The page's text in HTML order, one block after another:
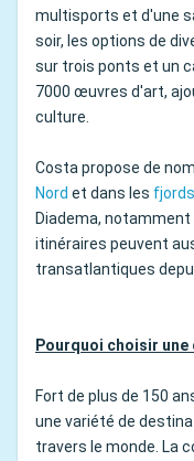
multisports et d'une
soir, les options de
sur trois ponts et un
7000 œuvres d'art,
culture.
Costa propose de
Nord et dans les
Diadema, notamment
itinéraires peuvent
transatlantiques
Pourquoi choisir
Fort de plus de 150
une variété de
travers le monde. La